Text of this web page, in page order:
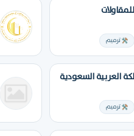
ترميم
العربية السعودية
ترميم